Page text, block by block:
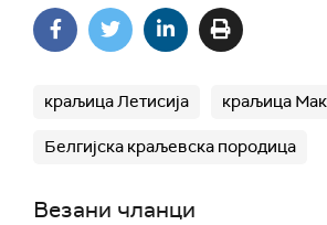
краљица Летисија краљица
Белгијска краљевска породица
Везани чланци